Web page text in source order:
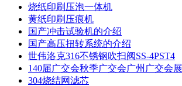
烧纸印刷压泡一体机
黄纸印刷压痕机
国产冲击试验机的介绍
国产高压扭转系统的介绍
世伟洛克316不锈钢吹扫阀SS-4PST4
140届广交会秋季广交会广州广交会
304烧结网滤芯